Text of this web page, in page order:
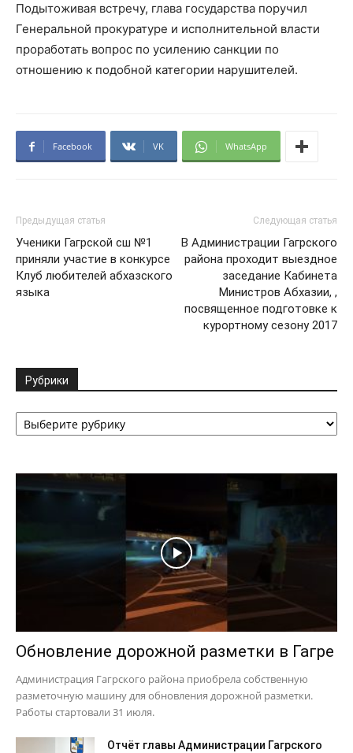
Подытоживая встречу, глава государства поручил
Генеральной прокуратуре и исполнительной власти
проработать вопрос по усилению санкции по
отношению к подобной категории нарушителей.
Facebook VK WhatsApp
Предыдущая статья
Ученики Гагрской сш №1
приняли участие в конкурсе
Клуб любителей абхазского
языка
Следующая статья
В Администрации Гагрского
района проходит выездное
заседание Кабинета
Министров Абхазии, ,
посвященное подготовке к
курортному сезону 2017
Рубрики
Рубрики
Обновление дорожной разметки в Гагре
Администрация Гагрского района приобрела собственную
разметочную машину для обновления дорожной разметки.
Работы стартовали 31 июля.
Отчёт главы Администрации Гагрского